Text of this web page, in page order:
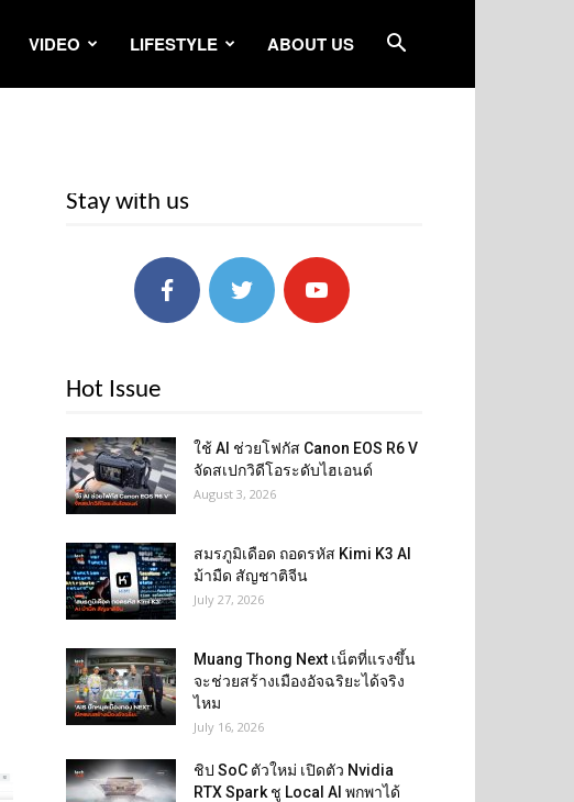
VIDEO LIFESTYLE ABOUT US
Stay with us
Hot Issue
ใช้ AI ช่วยโฟกัส Canon EOS R6 V
จัดสเปกวิดีโอระดับไฮเอนด์
August 3, 2026
สมรภูมิเดือด ถอดรหัส Kimi K3 AI
ม้ามืด สัญชาติจีน
July 27, 2026
Muang Thong Next เน็ตที่แรงขึ้น
จะช่วยสร้างเมืองอัจฉริยะได้จริง
ไหม
July 16, 2026
ชิป SoC ตัวใหม่ เปิดตัว Nvidia
RTX Spark ชู Local AI พกพาได้